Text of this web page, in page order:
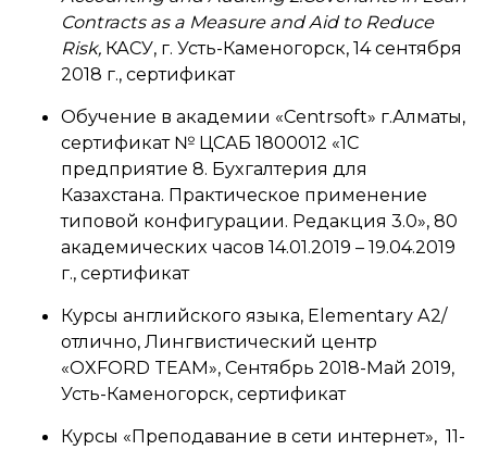
Contracts as a Measure and Aid to Reduce
Risk, КАСУ, г. Усть-Каменогорск, 14 сентября
2018 г., сертификат
Обучение в академии «Centrsoft» г.Алматы,
сертификат № ЦСАБ 1800012 «1С
предприятие 8. Бухгалтерия для
Казахстана. Практическое применение
типовой конфигурации. Редакция 3.0», 80
академических часов 14.01.2019 – 19.04.2019
г., сертификат
Курсы английского языка, Elementary A2/
отлично, Лингвистический центр
«OXFORD TEAM», Сентябрь 2018-Май 2019,
Усть-Каменогорск, сертификат
Курсы «Преподавание в сети интернет», 11-